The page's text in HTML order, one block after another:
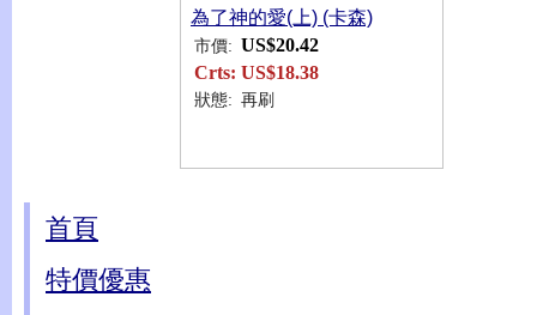
為了神的愛(上) (卡森)
市價: US$20.42
Crts: US$18.38
狀態: 再刷
首頁
特價優惠